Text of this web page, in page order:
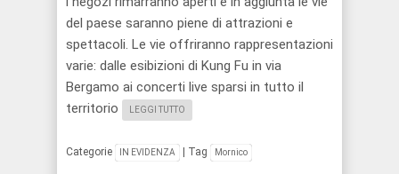
del paese saranno piene di attrazioni e
spettacoli. Le vie offriranno rappresentazioni
varie: dalle esibizioni di Kung Fu in via
Bergamo ai concerti live sparsi in tutto il
territorio
LEGGI TUTTO
Categorie IN EVIDENZA | Tag Mornico